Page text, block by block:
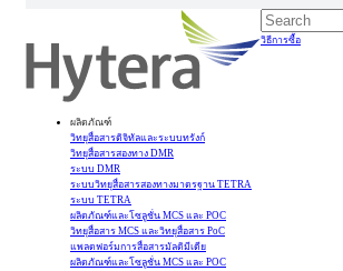
ผลิตภัณฑ์
วิทยุสื่อสารดิจิทัลและระบบทรังก์
วิทยุสื่อสารสองทาง DMR
ระบบ DMR
ระบบวิทยุสื่อสารสองทางมาตรฐาน TETRA
ระบบ TETRA
ผลิตภัณฑ์และโซลูชั่น MCS และ POC
วิทยุสื่อสาร MCS และวิทยุสื่อสาร PoC
แพลตฟอร์มการสื่อสารมัลติมีเดีย
ผลิตภัณฑ์และโซลูชั่น MCS และ POC
วิธีการซื้อ